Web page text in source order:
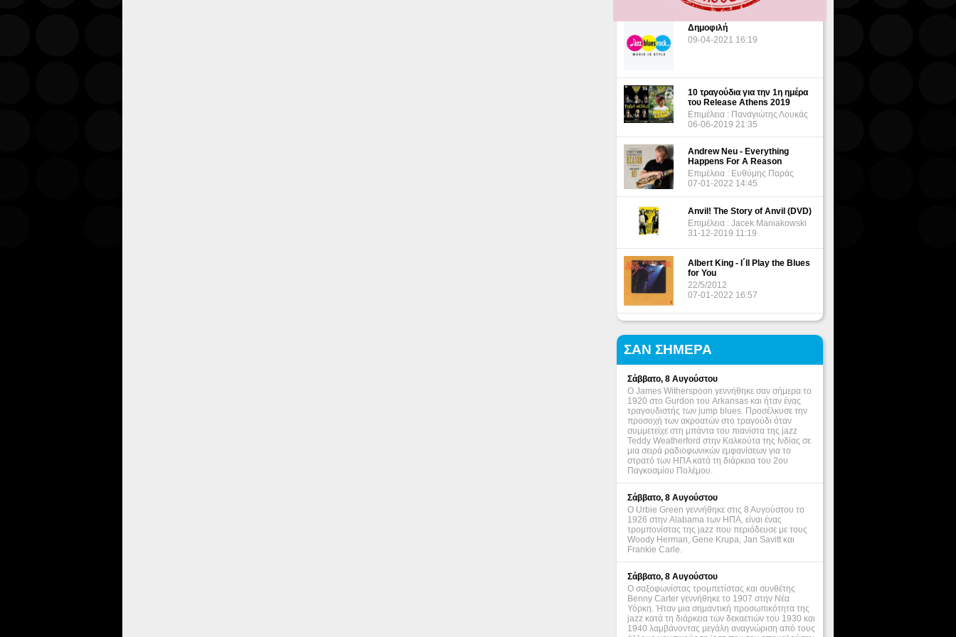
Δημοφιλή
09-04-2021 16:19
10 τραγούδια για την 1η ημέρα
του Release Athens 2019
Επιμέλεια : Παναγιώτης Λουκάς
06-06-2019 21:35
Andrew Neu - Everything
Happens For A Reason
Επιμέλεια : Ευθύμης Παράς
07-01-2022 14:45
Anvil! The Story of Anvil (DVD)
Επιμέλεια : Jacek Maniakowski
31-12-2019 11:19
Albert King - I΄ll Play the Blues
for You
22/5/2012
07-01-2022 16:57
ΣΑΝ ΣΗΜΕΡΑ
Σάββατο, 8 Αυγούστου
Ο James Witherspoon γεννήθηκε σαν σήμερα το
1920 στο Gurdon του Arkansas και ήταν ένας
τραγουδιστής των jump blues. Προσέλκυσε την
προσοχή των ακροατών στο τραγούδι όταν
συμμετείχε στη μπάντα του πιανίστα της jazz
Teddy Weatherford στην Καλκούτα της Ινδίας σε
μια σειρά ραδιοφωνικών εμφανίσεων για το
στρατό των ΗΠΑ κατά τη διάρκεια του 2ου
Παγκοσμίου Πολέμου.
Σάββατο, 8 Αυγούστου
Ο Urbie Green γεννήθηκε στις 8 Αυγούστου το
1926 στην Alabama των ΗΠΑ, είναι ένας
τρομπονίστας της jazz που περιόδευσε με τους
Woody Herman, Gene Krupa, Jan Savitt και
Frankie Carle.
Σάββατο, 8 Αυγούστου
Ο σαξοφωνίστας τρομπετίστας και συνθέτης
Benny Carter γεννήθηκε το 1907 στην Νέα
Υόρκη. Ήταν μια σημαντική προσωπικότητα της
jazz κατά τη διάρκεια των δεκαετιών του 1930 και
1940 λαμβάνοντας μεγάλη αναγνώριση από τους